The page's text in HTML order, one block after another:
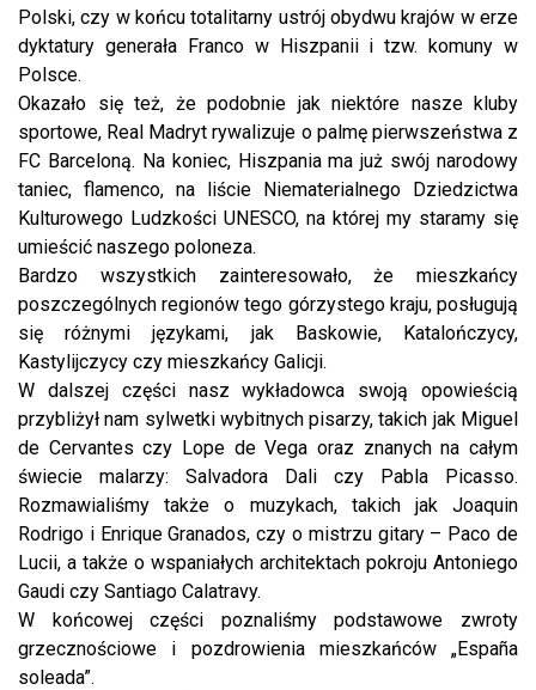
Polski, czy w końcu totalitarny ustrój obydwu krajów w erze
dyktatury generała Franco w Hiszpanii i tzw. komuny w
Polsce.
Okazało się też, że podobnie jak niektóre nasze kluby
sportowe, Real Madryt rywalizuje o palmę pierwszeństwa z
FC Barceloną. Na koniec, Hiszpania ma już swój narodowy
taniec, flamenco, na liście Niematerialnego Dziedzictwa
Kulturowego Ludzkości UNESCO, na której my staramy się
umieścić naszego poloneza.
Bardzo wszystkich zainteresowało, że mieszkańcy
poszczególnych regionów tego górzystego kraju, posługują
się różnymi językami, jak Baskowie, Katalończycy,
Kastylijczycy czy mieszkańcy Galicji.
W dalszej części nasz wykładowca swoją opowieścią
przybliżył nam sylwetki wybitnych pisarzy, takich jak Miguel
de Cervantes czy Lope de Vega oraz znanych na całym
świecie malarzy: Salvadora Dali czy Pabla Picasso.
Rozmawialiśmy także o muzykach, takich jak Joaquin
Rodrigo i Enrique Granados, czy o mistrzu gitary – Paco de
Lucii, a także o wspaniałych architektach pokroju Antoniego
Gaudi czy Santiago Calatravy.
W końcowej części poznaliśmy podstawowe zwroty
grzecznościowe i pozdrowienia mieszkańców „España
soleada”.